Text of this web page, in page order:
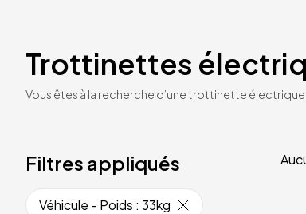
Trottinettes
Vous êtes à la recherche d’une trottinette
Filtres appliqués
Véhicule - Poids : 33kg